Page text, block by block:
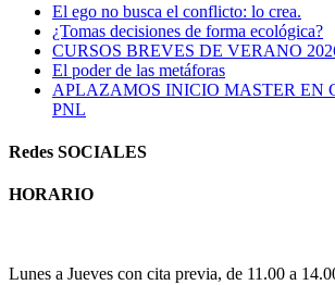
El ego no busca el conflicto: lo crea.
¿Tomas decisiones de forma ecológica?
CURSOS BREVES DE VERANO
El poder de las metáforas
APLAZAMOS INICIO MASTER EN
PNL
Redes SOCIALES
HORARIO
Lunes a Jueves con cita previa, de 11.00 a